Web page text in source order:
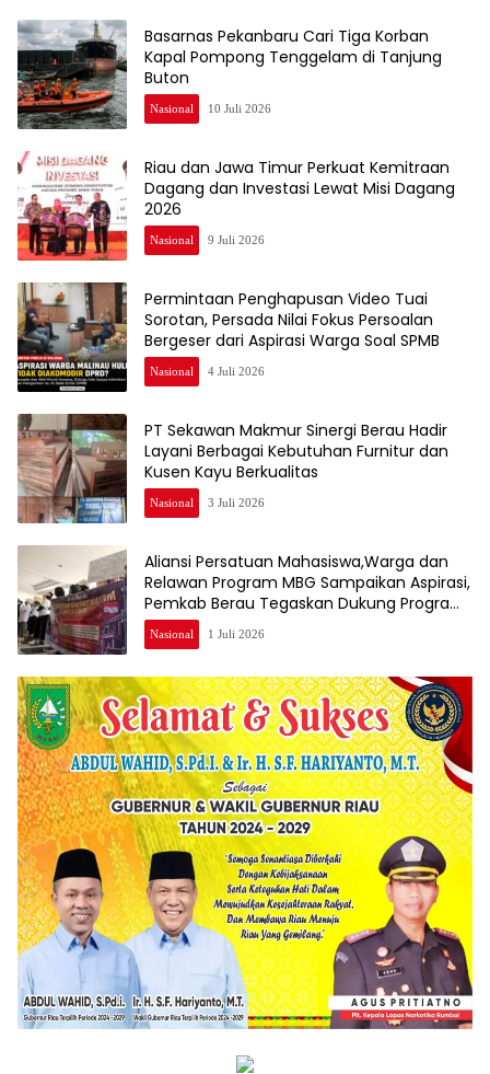
Basarnas Pekanbaru Cari Tiga Korban
Kapal Pompong Tenggelam di Tanjung
Buton
Nasional 10 Juli 2026
Riau dan Jawa Timur Perkuat Kemitraan
Dagang dan Investasi Lewat Misi Dagang
2026
Nasional 9 Juli 2026
Permintaan Penghapusan Video Tuai
Sorotan, Persada Nilai Fokus Persoalan
Bergeser dari Aspirasi Warga Soal SPMB
Nasional 4 Juli 2026
PT Sekawan Makmur Sinergi Berau Hadir
Layani Berbagai Kebutuhan Furnitur dan
Kusen Kayu Berkualitas
Nasional 3 Juli 2026
Aliansi Persatuan Mahasiswa,Warga dan
Relawan Program MBG Sampaikan Aspirasi,
Pemkab Berau Tegaskan Dukung Program
Nasional
Nasional 1 Juli 2026